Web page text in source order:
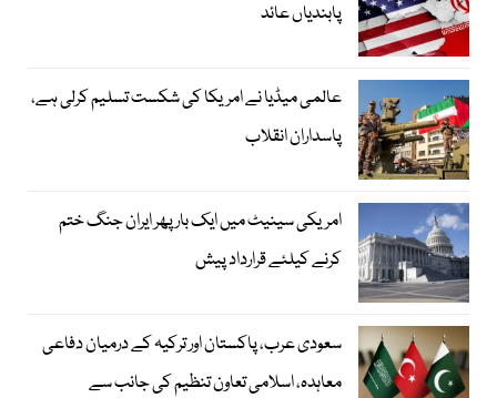
پابندیاں عائد
عالمی میڈیا نے امریکا کی شکست تسلیم کرلی ہے،
پاسداران انقلاب
امریکی سینیٹ میں ایک بار پھر ایران جنگ ختم
کرنے کیلئے قرارداد پیش
سعودی عرب، پاکستان اور ترکیہ کے درمیان دفاعی
معاہدہ، اسلامی تعاون تنظیم کی جانب سے